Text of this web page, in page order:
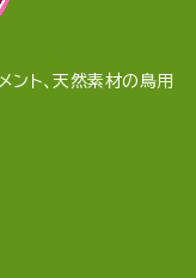
ント、天然素材の鳥用